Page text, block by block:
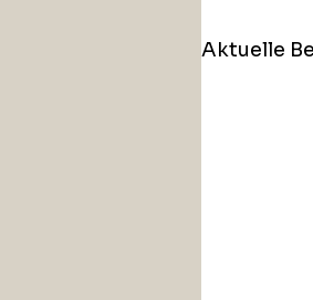
Aktuelle